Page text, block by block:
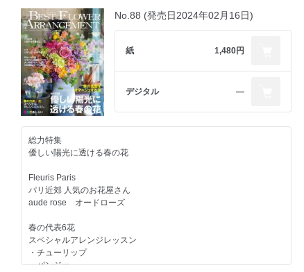
世界が恋した
美しきジャポニスム
ジャポニスムを花でオマージュ
Cinderella
「あなたが知らないシンデレラ展」開催記念企画
シンデレラの絵本をオマージュする花
今、旬なアレンジ
オンラインフラワースクール
"Club de Fleur"クラブ・ド・フルール
REPORT
CHRISTMAS in PARIS
ジョルジュ・フランソワ
シャトーで過ごすクリスマス
Passer Noël au Château
パリのマルシェ・ド・ノエル
Joyeux Noël!
London
CHRISTMAS in LONDON
ロンドンのクリスマスマーケット
ホテルの花飾り
ブリティッシュナイトを
英国ノスタルジック聖夜
クリスマスキャンドルが微笑んでいるかのように
走馬灯の様に時は駆け巡る耽けゆく静寂のイヴの夜に
No.88 (発売日2024年02月16日)
紙 1,480円
デジタル ―
総力特集
優しい陽光に透ける春の花
Fleuris Paris
パリ近郊 人気のお花屋さん
aude rose オードローズ
春の代表6花
スペシャルアレンジレッスン
・チューリップ
・パンジー